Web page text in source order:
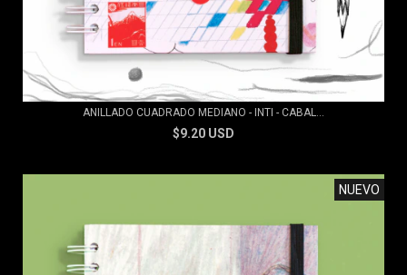
ANILLADO CUADRADO MEDIANO - INTI - CABAL...
$9.20 USD
NUEVO